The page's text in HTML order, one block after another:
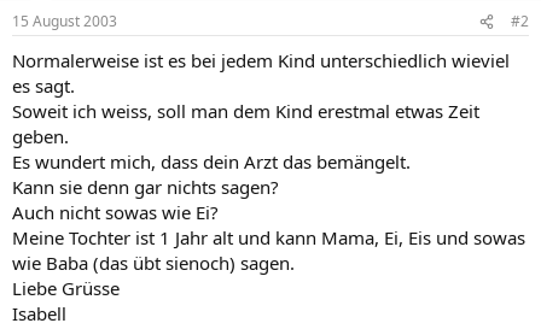
15 August 2003 #2
Normalerweise ist es bei jedem Kind unterschiedlich wieviel
es sagt.
Soweit ich weiss, soll man dem Kind erestmal etwas Zeit
geben.
Es wundert mich, dass dein Arzt das bemängelt.
Kann sie denn gar nichts sagen?
Auch nicht sowas wie Ei?
Meine Tochter ist 1 Jahr alt und kann Mama, Ei, Eis und sowas
wie Baba (das übt sienoch) sagen.
Liebe Grüsse
Isabell